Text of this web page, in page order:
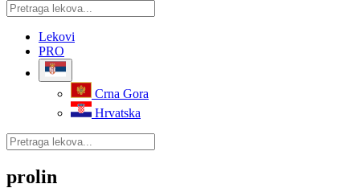
Lekovi
PRO
Crna Gora
Hrvatska
prolin